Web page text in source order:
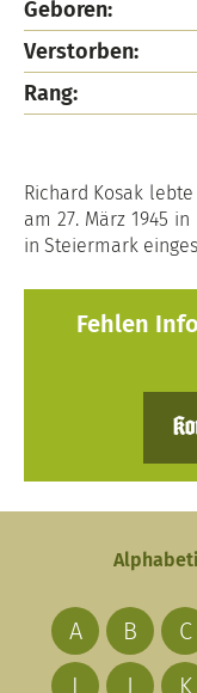
Geboren:
Verstorben:
Rang:
Richard Kosak
am 27. März 1945
in Steiermark
Fehlen
A B C
I
J K